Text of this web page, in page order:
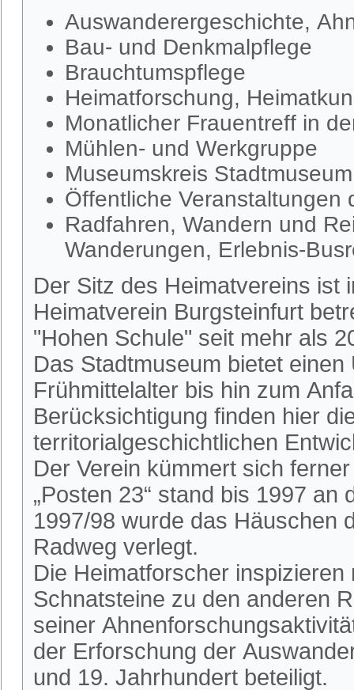
Auswanderergeschichte,
Bau- und Denkmalpflege
Brauchtumspflege
Heimatforschung,
Monatlicher Frauentreff in
Mühlen- und Werkgruppe
Museumskreis
Öffentliche Veranstaltungen
Radfahren, Wandern und
Wanderungen, Erlebnis-
Der Sitz des Heimatvereins ist
Heimatverein Burgsteinfurt
"Hohen Schule" seit mehr als
Das Stadtmuseum bietet
Frühmittelalter bis hin zum
Berücksichtigung finden hier
territorialgeschichtlichen
Der Verein kümmert sich
„Posten 23“ stand bis 1997
1997/98 wurde das Häuschen
Radweg verlegt.
Die Heimatforscher
Schnatsteine zu den anderen
seiner
der Erforschung der
und 19. Jahrhundert beteiligt.